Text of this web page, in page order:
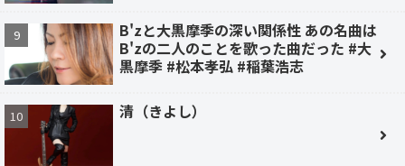
B'zと大黒摩季の深い関係性 あの名曲は
B'zの二人のことを歌った曲だった #大
黒摩季 #松本孝弘 #稲葉浩志
清（きよし）